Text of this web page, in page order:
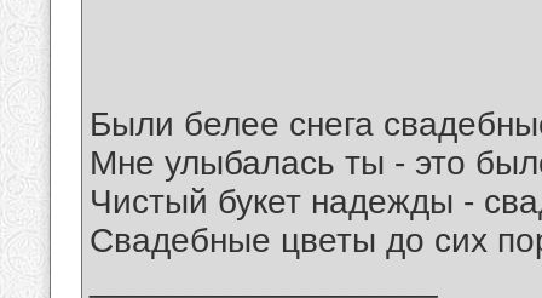
Были белее снега
Мне улыбалась ты - это
Чистый букет надежды -
Свадебные цветы до сих